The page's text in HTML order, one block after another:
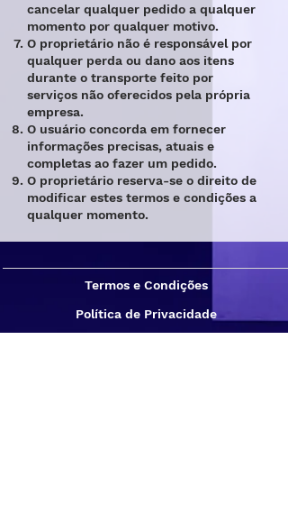
cancelar qualquer pedido a qualquer
momento por qualquer motivo.
O proprietário não é responsável por
qualquer perda ou dano aos itens
durante o transporte feito por
serviços não oferecidos pela própria
empresa.
O usuário concorda em fornecer
informações precisas, atuais e
completas ao fazer um pedido.
O proprietário reserva-se o direito de
modificar estes termos e condições a
qualquer momento.
Termos e Condições
Política de Privacidade